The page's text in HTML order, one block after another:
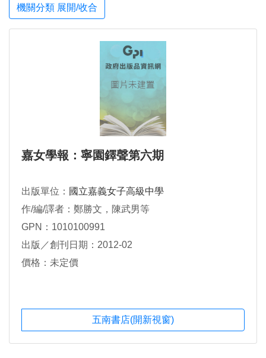
機關分類 展開/收合
嘉女學報：寧園鐸聲第六期
出版單位： 國立嘉義女子高級中學
作/編/譯者：鄭勝文，陳武男等
GPN：1010100991
出版／創刊日期：2012-02
價格：未定價
五南書店(開新視窗)